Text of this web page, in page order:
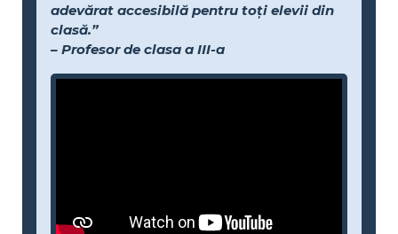
adevărat accesibilă pentru toți elevii din
clasă.”
– Profesor de clasa a III-a